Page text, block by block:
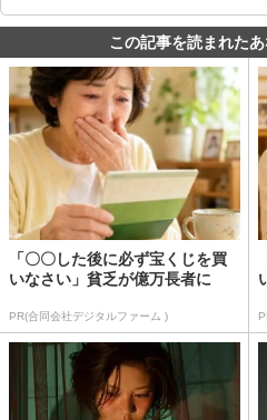
この記事を読まれた
「〇〇した後に必ず宝くじを買
いなさい」貧乏が億万長者に
PR(合同会社デジタルファーム )